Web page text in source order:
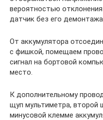
вероятностью
датчик без его
От аккумулятора
с фишкой, помещаем
сигнал на бортовой
место.
К дополнительному
щуп мультиметра, второй
минусовой клемме